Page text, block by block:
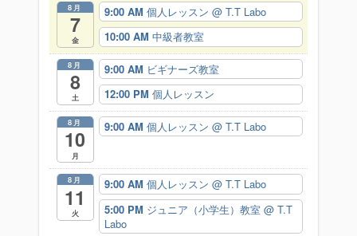
8月
7
金
9:00 AM 個人レッスン @ T.T Labo
10:00 AM 中級者教室
8月
8
土
9:00 AM ビギナーズ教室
12:00 PM 個人レッスン
8月
10
月
9:00 AM 個人レッスン @ T.T Labo
8月
11
火
9:00 AM 個人レッスン @ T.T Labo
5:00 PM ジュニア（小学生）教室 @ T.T
Labo